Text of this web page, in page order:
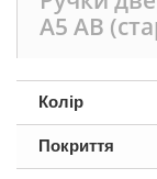
А5 AB
Колір
Покриття